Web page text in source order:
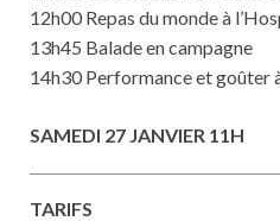
12h00 Repas du monde à
13h45 Balade en campagne
14h30 Performance et goûter
SAMEDI 27 JANVIER 11H
TARIFS